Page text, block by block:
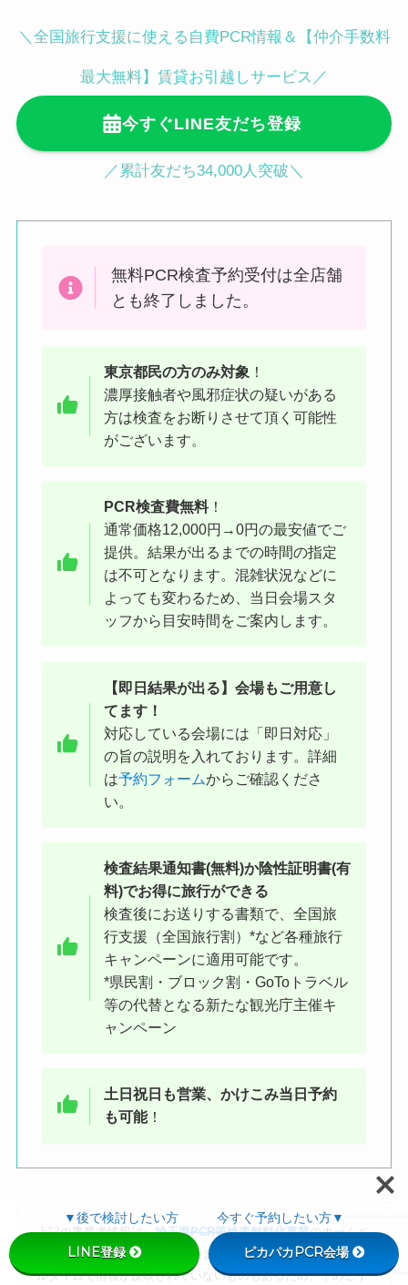
2分）
JR渋谷駅「ハチ公口」から降りてス
ます
左手にマクドナルドが見える交差点を
右に曲がります（ケバブのお店の手前
の道）
ケバブ屋と同じ建物の、隣にある
のが検査会場です
白金台駅徒歩3分／目黒駅徒歩12分
査所（千代田区）
〒102-0093 東京都千代田区平河町１
町皮ふ科・形成外科クリニック内）
麹町駅徒歩３分／半蔵門駅徒歩４分／
永田町駅徒歩５分
＼全国旅行支援に使える自費PCR情報＆【仲介手数料
最大無料】賃貸お引越しサービス／
今すぐLINE友だち登録
／累計友だち34,000人突破＼
無料PCR検査予約受付は全店舗
とも終了しました。
東京都民の方のみ対象 ！
濃厚接触者や風邪症状の疑いがある
方は検査をお断りさせて頂く可能性
がございます。
PCR検査費無料！
通常価格12,000円→0円の最安値でご
提供。結果が出るまでの時間の指定
は不可となります。混雑状況などに
よっても変わるため、当日会場スタ
ッフから目安時間をご案内します。
【即日結果が出る】会場もご用意し
てます！
対応している会場には「即日対応」
の旨の説明を入れております。詳細
は予約フォームからご確認くださ
い。
検査結果通知書(無料)か陰性証明書(有
料)でお得に旅行ができる
検査後にお送りする書類で、全国旅
行支援（全国旅行割）*など各種旅行
キャンペーンに適用可能です。
*県民割・ブロック割・GoToトラベル
等の代替となる新たな観光庁主催キ
ャンペーン
土日祝日も営業、かけこみ当日予約
も可能！
上記の事業者情報は、埼玉県PCR等検査無料化事業のホームペ
ージより参照させて頂いております。日々更新されため、リア
ルタイムで情報が反映されていないものもあるため、予めご了
▼後で検討したい方 今すぐ予約したい方▼
LINE登録 ピカパカPCR会場